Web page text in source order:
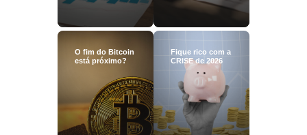
O fim do Bitcoin
está próximo?
Fique rico com a
CRISE de 2026